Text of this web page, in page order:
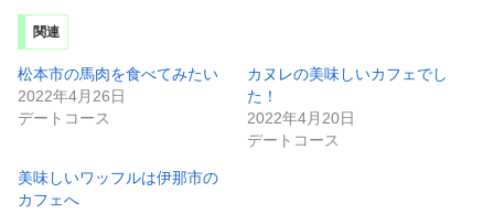
関連
松本市の馬肉を食べてみたい
2022年4月26日
デートコース
カヌレの美味しいカフェでし
た！
2022年4月20日
デートコース
美味しいワッフルは伊那市の
カフェへ